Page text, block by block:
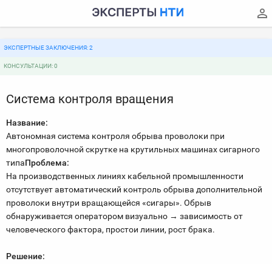
ЭКСПЕРТНЫЕ ЗАКЛЮЧЕНИЯ: 2
КОНСУЛЬТАЦИИ: 0
Система контроля вращения
Название:
Автономная система контроля обрыва проволоки при
многопроволочной скрутке на крутильных машинах сигарного
типаПроблема:
На производственных линиях кабельной промышленности
отсутствует автоматический контроль обрыва дополнительной
проволоки внутри вращающейся «сигары». Обрыв
обнаруживается оператором визуально → зависимость от
человеческого фактора, простои линии, рост брака.
Решение: